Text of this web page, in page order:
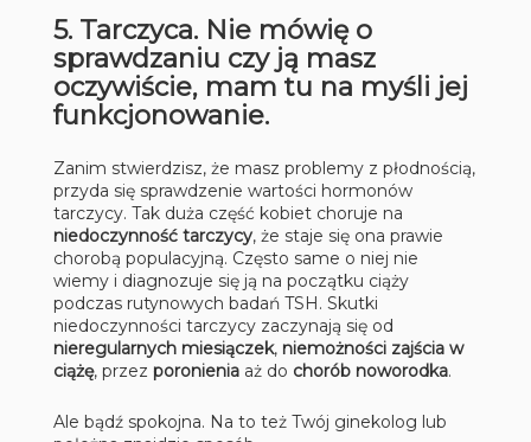
5. Tarczyca. Nie mówię o
sprawdzaniu czy ją masz
oczywiście, mam tu na myśli jej
funkcjonowanie.
Zanim stwierdzisz, że masz problemy z płodnością,
przyda się sprawdzenie wartości hormonów
tarczycy. Tak duża część kobiet choruje na
niedoczynność tarczycy, że staje się ona prawie
chorobą populacyjną. Często same o niej nie
wiemy i diagnozuje się ją na początku ciąży
podczas rutynowych badań TSH. Skutki
niedoczynności tarczycy zaczynają się od
nieregularnych miesiączek, niemożności zajścia w
ciążę, przez poronieniaaż do chorób noworodka.
Ale bądź spokojna. Na to też Twój ginekolog lub